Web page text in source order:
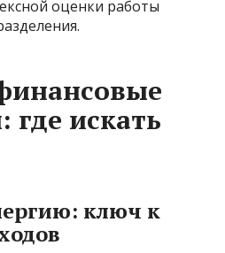
оценки работы
где искать
ключ к